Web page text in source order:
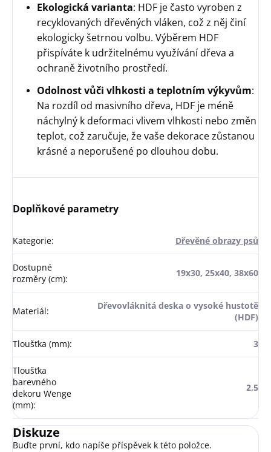
Ekologická varianta: HDF je často vyroben z
recyklovaných dřevěných vláken, což z něj činí
ekologicky šetrnou volbu. Výběrem HDF
přispíváte k udržitelnému využívání dřeva a
ochraně životního prostředí.
Odolnost vůči vlhkosti a teplotním výkyvům:
Na rozdíl od masivního dřeva, HDF je méně
náchylný k deformaci vlivem vlhkosti nebo změn
teplot, což zaručuje, že vaše dekorace zůstanou
krásné a neporušené po dlouhou dobu.
Doplňkové parametry
Kategorie: Dřevěné obrazy psů
Dostupné
rozměry (cm):
19x30, 25x40, 38x60
Materiál:
Dřevovláknitá deska o vysoké hustotě
(HDF)
Tloušťka (mm): 3
Tloušťka
barevného
dekoru Wenge
(mm):
2,5
Diskuze
Buďte první, kdo napíše příspěvek k této položce.